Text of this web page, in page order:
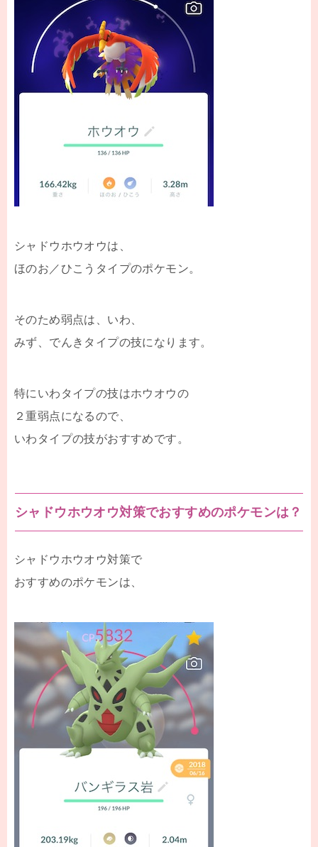
シャドウホウオウは、
ほのお／ひこうタイプのポケモン。
そのため弱点は、いわ、
みず、でんきタイプの技になります。
特にいわタイプの技はホウオウの
２重弱点になるので、
いわタイプの技がおすすめです。
シャドウホウオウ対策でおすすめのポケモンは？
シャドウホウオウ対策で
おすすめのポケモンは、